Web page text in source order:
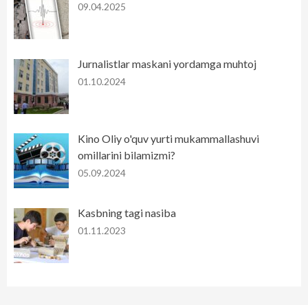
09.04.2025
Jurnalistlar maskani yordamga muhtoj
01.10.2024
Kino Oliy o'quv yurti mukammallashuvi
omillarini bilamizmi?
05.09.2024
Kasbning tagi nasiba
01.11.2023